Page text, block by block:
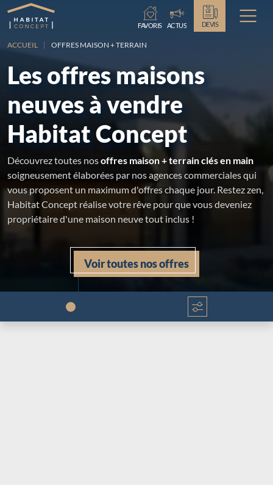
Chargement...
FAVORIS
ACTUS DEVIS
ACCUEIL OFFRES MAISON + TERRAIN
Les offres maisons
neuves à vendre
Habitat Concept
Découvrez toutes nosoffres maison + terrain clés en main
soigneusement élaborées par nos agences commerciales qui
vous proposent un maximum d'offres chaque jour. Restez zen,
Habitat Concept réalise votre rêve pour que vous deveniez
propriétaire d'une maison neuve tout inclus !
Voir toutes nos offres
Chargement...